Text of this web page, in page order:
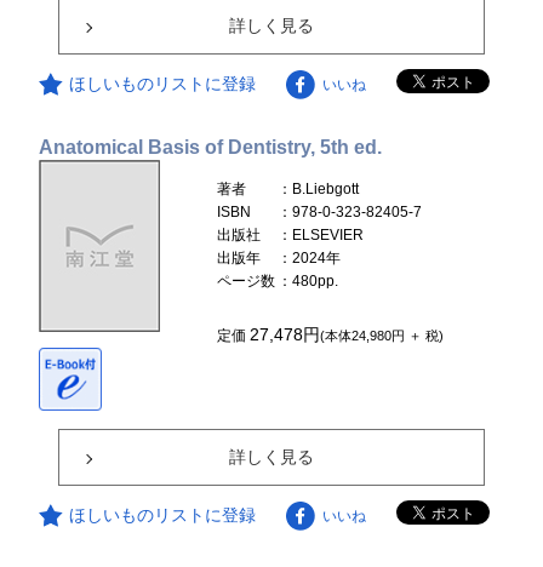
詳しく見る
ほしいものリストに登録 いいね
Anatomical Basis of Dentistry, 5th ed.
著者
：B.Liebgott
ISBN
：978-0-323-82405-7
出版社
：ELSEVIER
出版年
：2024年
ページ数 ：480pp.
定価27,478円(本体24,980円 ＋ 税)
詳しく見る
ほしいものリストに登録 いいね